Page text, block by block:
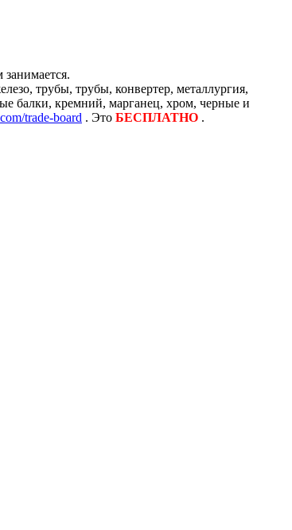
трубы, трубы, конвертер, металлургия,
балки, кремний, марганец, хром, черные и
trade-board . Это БЕСПЛАТНО .